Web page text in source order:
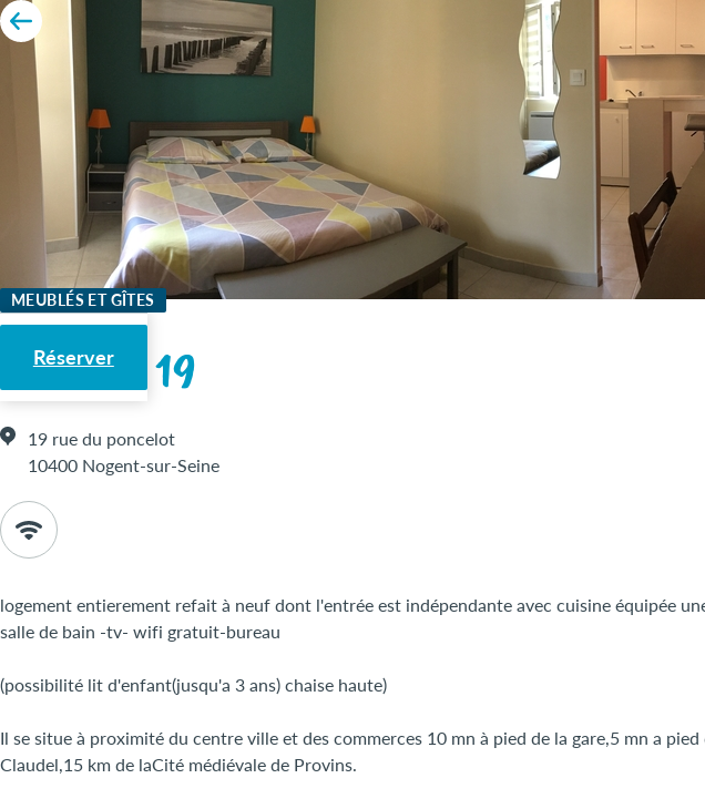
MEUBLÉS ET GÎTES
Réserver
Le relais 19
19 rue du poncelot
10400 Nogent-sur-Seine
logement entierement refait à neuf dont l'entrée est indépendante avec cuisine équipée
salle de bain -tv- wifi gratuit-bureau
(possibilité lit d'enfant(jusqu'a 3 ans) chaise haute)
Il se situe à proximité du centre ville et des commerces 10 mn à pied de la gare,5 mn a
Claudel,15 km de laCité médiévale de Provins.